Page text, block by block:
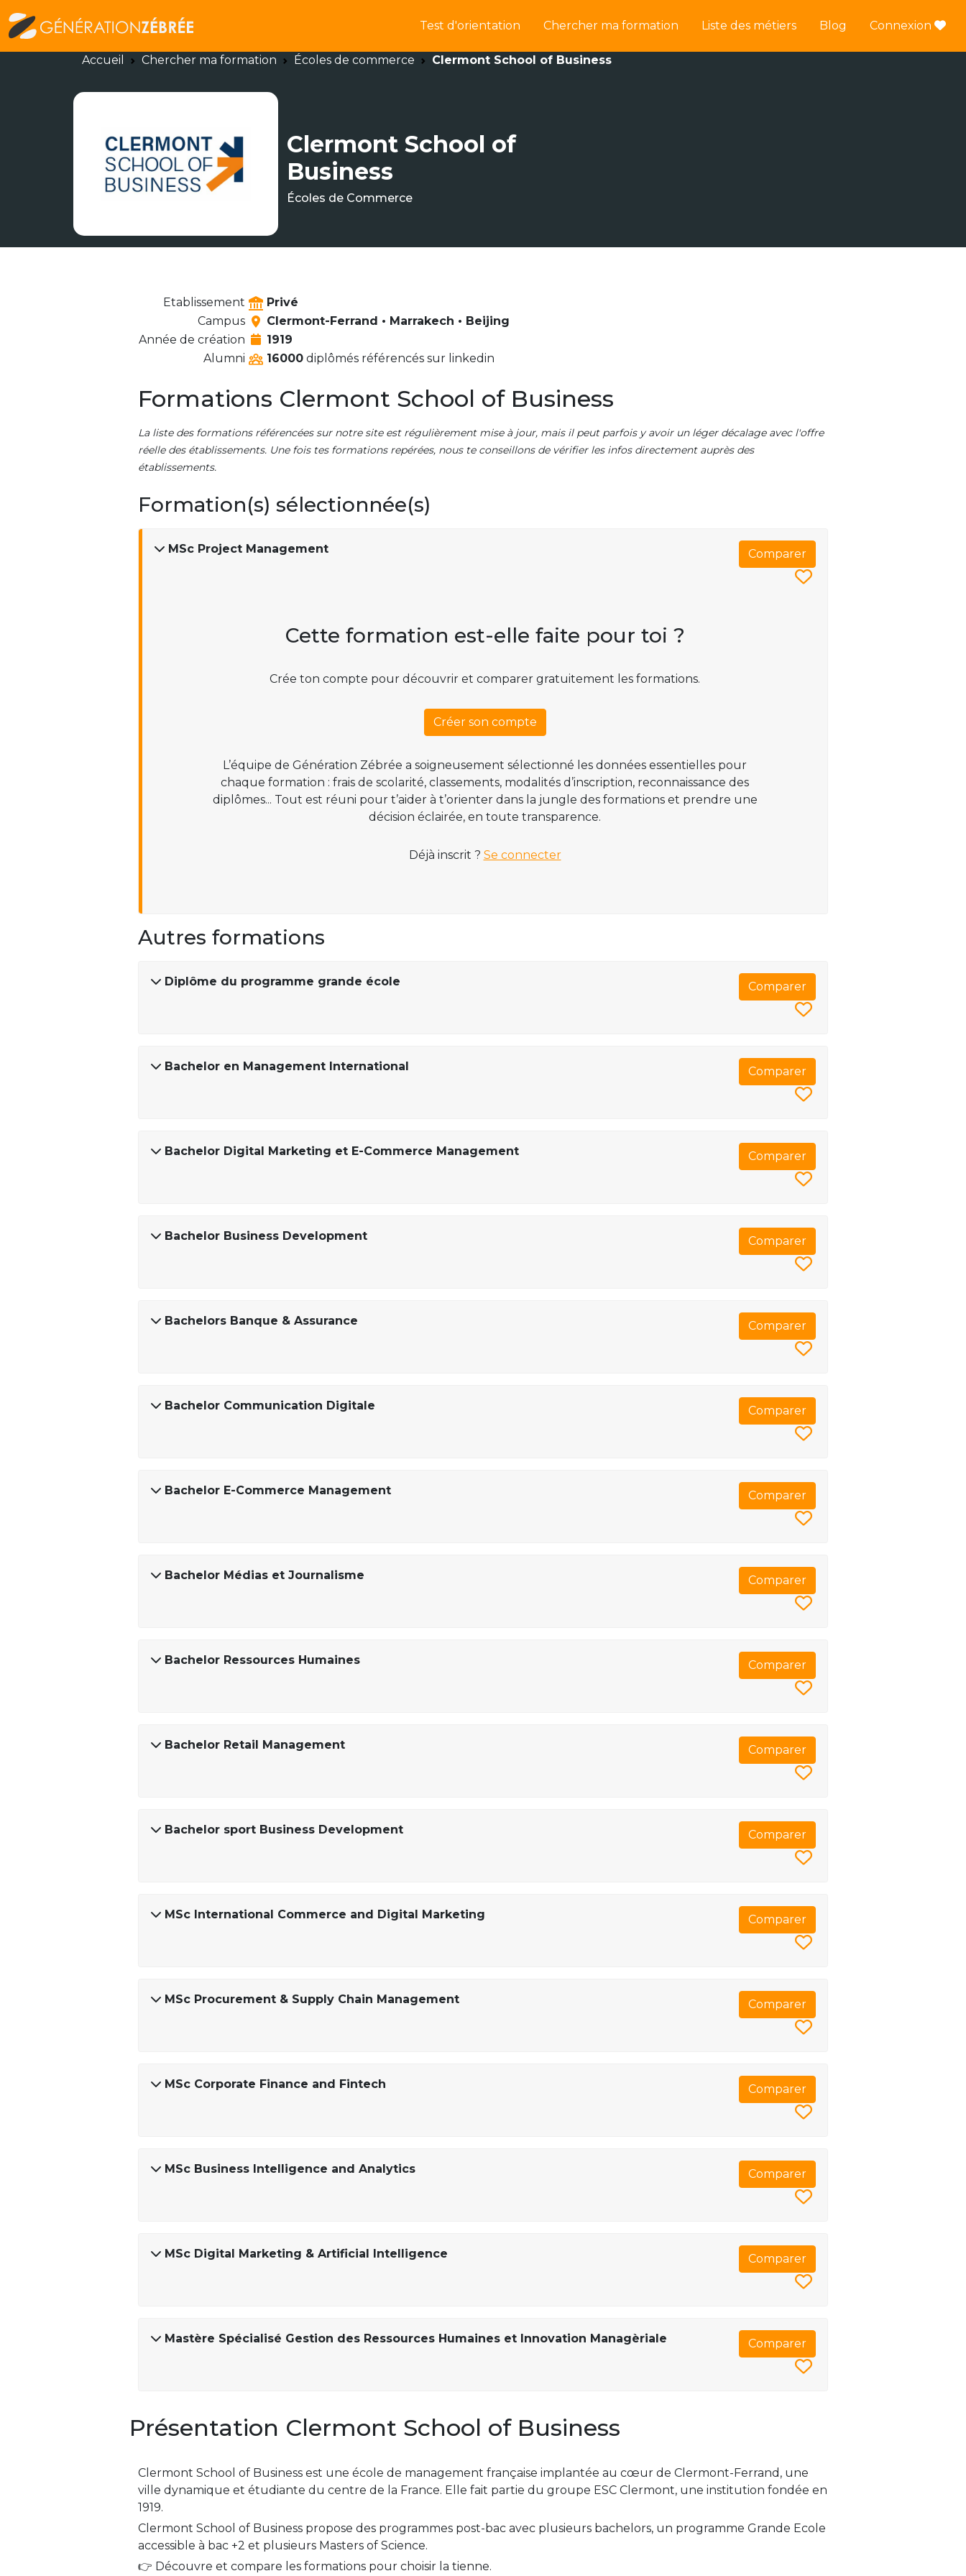
Test d'orientation Chercher ma formation Liste des métiers Blog Connexion
Accueil Chercher ma formation Écoles de commerce Clermont School of Business
Clermont School of
Business
Écoles de Commerce
Etablissement
Privé
Campus
Clermont-Ferrand • Marrakech • Beijing
Année de création
1919
Alumni
16000 diplômés référencés sur linkedin
Formations Clermont School of Business
La liste des formations référencées sur notre site est régulièrement mise à jour, mais il peut parfois y avoir un léger décalage avec l'offre
réelle des établissements. Une fois tes formations repérées, nous te conseillons de vérifier les infos directement auprès des
établissements.
Formation(s) sélectionnée(s)
MSc Project Management Comparer
Cette formation est-elle faite pour toi ?
Crée ton compte pour découvrir et comparer gratuitement les formations.
Créer son compte
L’équipe de Génération Zébrée a soigneusement sélectionné les données essentielles pour
chaque formation : frais de scolarité, classements, modalités d’inscription, reconnaissance des
diplômes... Tout est réuni pour t’aider à t’orienter dans la jungle des formations et prendre une
décision éclairée, en toute transparence.
Déjà inscrit ? Se connecter
Autres formations
Diplôme du programme grande école Comparer
Bachelor en Management International Comparer
Bachelor Digital Marketing et E-Commerce Management Comparer
Bachelor Business Development Comparer
Bachelors Banque & Assurance Comparer
Bachelor Communication Digitale Comparer
Bachelor E-Commerce Management Comparer
Bachelor Médias et Journalisme Comparer
Bachelor Ressources Humaines Comparer
Bachelor Retail Management Comparer
Bachelor sport Business Development Comparer
MSc International Commerce and Digital Marketing Comparer
MSc Procurement & Supply Chain Management Comparer
MSc Corporate Finance and Fintech Comparer
MSc Business Intelligence and Analytics Comparer
MSc Digital Marketing & Artificial Intelligence Comparer
Mastère Spécialisé Gestion des Ressources Humaines et Innovation Managèriale Comparer
Présentation Clermont School of Business
Clermont School of Business est une école de management française implantée au cœur de Clermont-Ferrand, une
ville dynamique et étudiante du centre de la France. Elle fait partie du groupe ESC Clermont, une institution fondée en
1919.
Clermont School of Business propose des programmes post-bac avec plusieurs bachelors, un programme Grande Ecole
accessible à bac +2 et plusieurs Masters of Science.
👉 Découvre et compare les formations pour choisir la tienne.